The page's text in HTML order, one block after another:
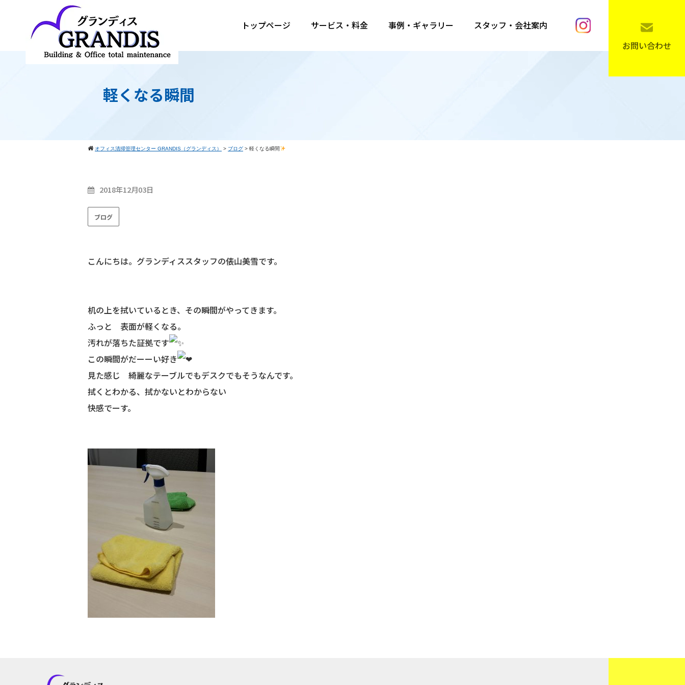
トップページ サービス・料金 事例・ギャラリー
スタッフ・会社案内
お問い合わせ
軽くなる瞬間
オフィス清掃管理センター GRANDIS（グランディス） > ブログ > 軽くなる瞬間
2018年12月03日
ブログ
こんにちは。グランディススタッフの俵山美雪です。
机の上を拭いているとき、その瞬間がやってきます。
ふっと 表面が軽くなる。
汚れが落ちた証拠です
この瞬間がだーーい好き
見た感じ 綺麗なテーブルでもデスクでもそうなんです。
拭くとわかる、拭かないとわからない
快感でーす。